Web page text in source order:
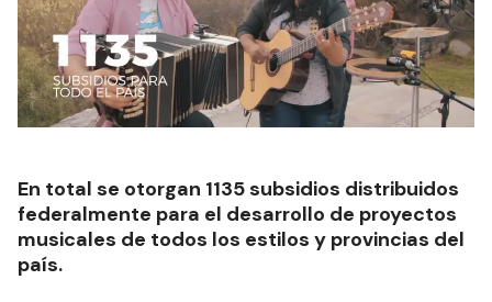
En total se otorgan 1135 subsidios distribuidos
federalmente para el desarrollo de proyectos
musicales de todos los estilos y provincias del
país.